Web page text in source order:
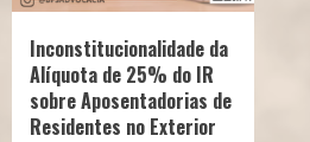
Inconstitucionalidade da
Alíquota de 25% do IR
sobre Aposentadorias de
Residentes no Exterior